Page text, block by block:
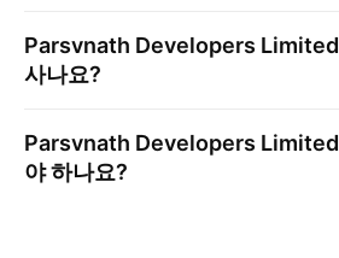
Parsvnath Developers Limited
사나요?
Parsvnath Developers Limited
야 하나요?